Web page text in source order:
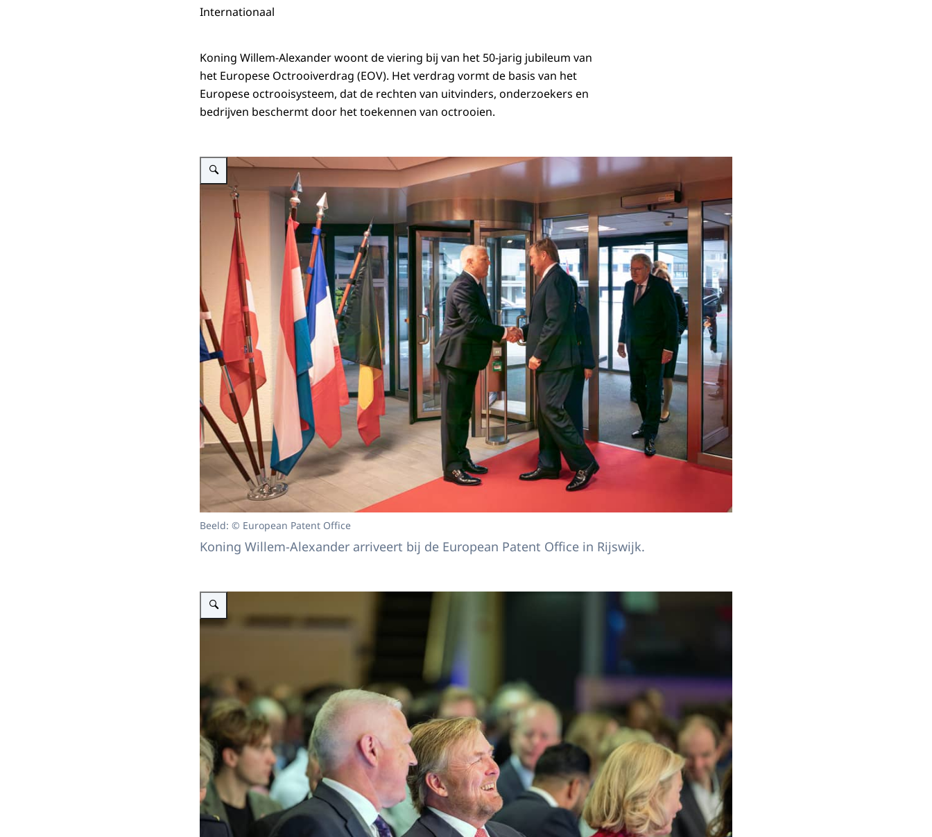
Internationaal
Koning Willem-Alexander woont de viering bij van het 50-jarig jubileum van
het Europese Octrooiverdrag (EOV). Het verdrag vormt de basis van het
Europese octrooisysteem, dat de rechten van uitvinders, onderzoekers en
bedrijven beschermt door het toekennen van octrooien.
Vergroot afbeelding Koning Willem-Alexander bij viering 50-jarig Europese Octrooiverdrag
Beeld: © European Patent Office
Koning Willem-Alexander arriveert bij de European Patent Office in Rijswijk.
Vergroot afbeelding Koning Willem-Alexander bij viering 50-jarig Europese Octrooiverdrag